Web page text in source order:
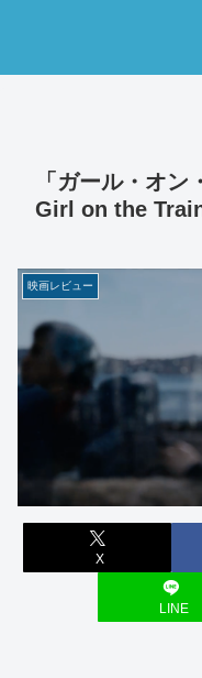
「ガール・オ
Girl on the
映画レビュー
X
LINE